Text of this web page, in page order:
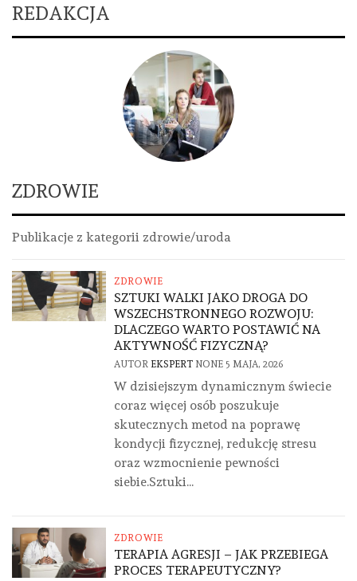
REDAKCJA
ZDROWIE
Publikacje z kategorii zdrowie/uroda
ZDROWIE
SZTUKI WALKI JAKO DROGA DO
WSZECHSTRONNEGO ROZWOJU:
DLACZEGO WARTO POSTAWIĆ NA
AKTYWNOŚĆ FIZYCZNĄ?
AUTOR EKSPERT NONE 5 MAJA, 2026
W dzisiejszym dynamicznym świecie
coraz więcej osób poszukuje
skutecznych metod na poprawę
kondycji fizycznej, redukcję stresu
oraz wzmocnienie pewności
siebie.Sztuki...
ZDROWIE
TERAPIA AGRESJI – JAK PRZEBIEGA
PROCES TERAPEUTYCZNY?